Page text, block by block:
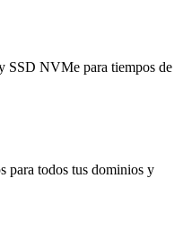
SSD NVMe para tiempos de
para todos tus dominios y